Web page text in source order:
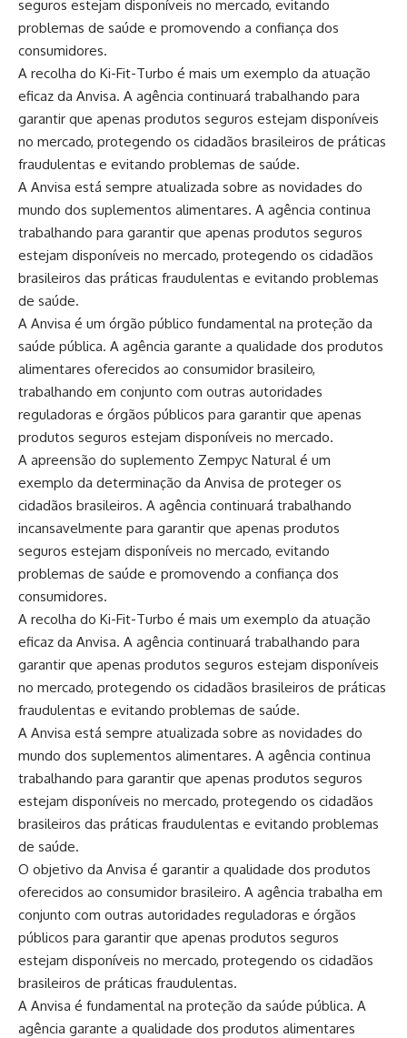
seguros estejam disponíveis no mercado, evitando
problemas de saúde e promovendo a confiança dos
consumidores.
A recolha do Ki-Fit-Turbo é mais um exemplo da atuação
eficaz da Anvisa. A agência continuará trabalhando para
garantir que apenas produtos seguros estejam disponíveis
no mercado, protegendo os cidadãos brasileiros de práticas
fraudulentas e evitando problemas de saúde.
A Anvisa está sempre atualizada sobre as novidades do
mundo dos suplementos alimentares. A agência continua
trabalhando para garantir que apenas produtos seguros
estejam disponíveis no mercado, protegendo os cidadãos
brasileiros das práticas fraudulentas e evitando problemas
de saúde.
A Anvisa é um órgão público fundamental na proteção da
saúde pública. A agência garante a qualidade dos produtos
alimentares oferecidos ao consumidor brasileiro,
trabalhando em conjunto com outras autoridades
reguladoras e órgãos públicos para garantir que apenas
produtos seguros estejam disponíveis no mercado.
A apreensão do suplemento Zempyc Natural é um
exemplo da determinação da Anvisa de proteger os
cidadãos brasileiros. A agência continuará trabalhando
incansavelmente para garantir que apenas produtos
seguros estejam disponíveis no mercado, evitando
problemas de saúde e promovendo a confiança dos
consumidores.
A recolha do Ki-Fit-Turbo é mais um exemplo da atuação
eficaz da Anvisa. A agência continuará trabalhando para
garantir que apenas produtos seguros estejam disponíveis
no mercado, protegendo os cidadãos brasileiros de práticas
fraudulentas e evitando problemas de saúde.
A Anvisa está sempre atualizada sobre as novidades do
mundo dos suplementos alimentares. A agência continua
trabalhando para garantir que apenas produtos seguros
estejam disponíveis no mercado, protegendo os cidadãos
brasileiros das práticas fraudulentas e evitando problemas
de saúde.
O objetivo da Anvisa é garantir a qualidade dos produtos
oferecidos ao consumidor brasileiro. A agência trabalha em
conjunto com outras autoridades reguladoras e órgãos
públicos para garantir que apenas produtos seguros
estejam disponíveis no mercado, protegendo os cidadãos
brasileiros de práticas fraudulentas.
A Anvisa é fundamental na proteção da saúde pública. A
agência garante a qualidade dos produtos alimentares